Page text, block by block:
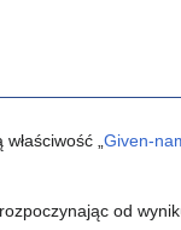
„ Given-
od